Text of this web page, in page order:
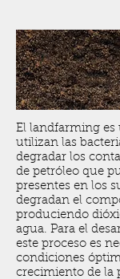
El landfarming es
utilizan las
degradar los
de petróleo que
presentes en los
degradan el
produciendo
agua. Para el
este proceso es
condiciones
crecimiento de la